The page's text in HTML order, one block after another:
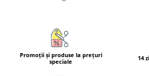
Multiminerale
Multivitamine
Promoţii şi produse la preţuri
speciale
14